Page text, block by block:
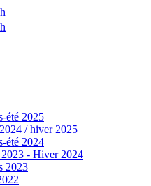
été 2025
/ hiver 2025
été 2024
- Hiver 2024
2023